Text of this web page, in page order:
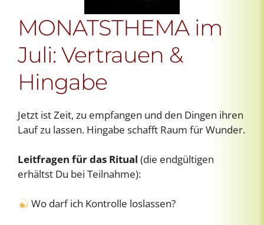
MONATSTHEMA im
Juli: Vertrauen &
Hingabe
Jetzt ist Zeit, zu empfangen und den Dingen ihren
Lauf zu lassen. Hingabe schafft Raum für Wunder.
Leitfragen für das Ritual (die endgültigen
erhältst Du bei Teilnahme):
Wo darf ich Kontrolle loslassen?